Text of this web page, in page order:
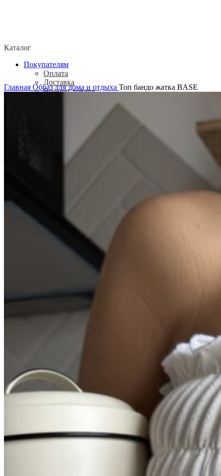
Каталог
Покупателям
Оплата
Доставка
Возврат товара
Согласие посетителя сайта на обработку
персональных данных
О бренде ADELOVE
Главная Образ для дома и отдыха Топ бандо жатка BASE